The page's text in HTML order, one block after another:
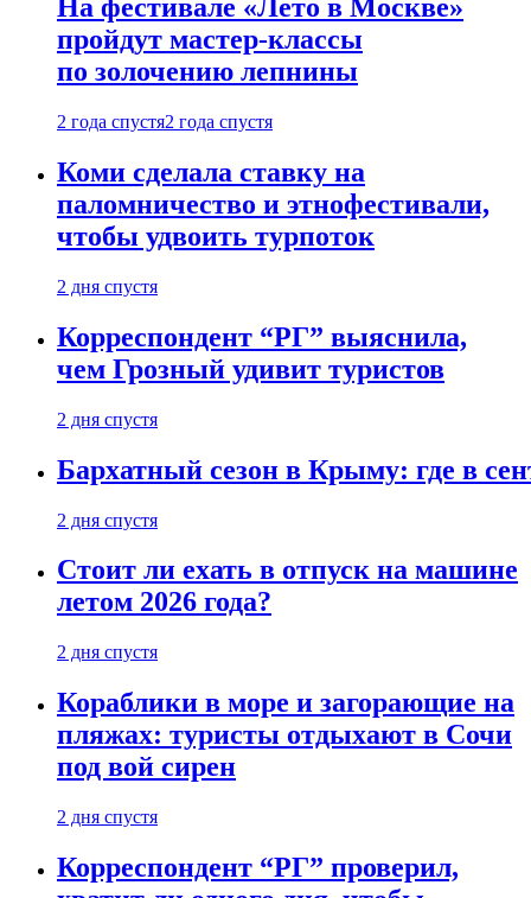
На фестивале «Лето в Москве»
пройдут мастер-классы
по золочению лепнины
2 года спустя2 года спустя
Коми сделала ставку на
паломничество и этнофестивали,
чтобы удвоить турпоток
2 дня спустя
Корреспондент “РГ” выяснила,
чем Грозный удивит туристов
2 дня спустя
Бархатный сезон в Крыму: где в
2 дня спустя
Стоит ли ехать в отпуск на машине
летом 2026 года?
2 дня спустя
Кораблики в море и загорающие на
пляжах: туристы отдыхают в Сочи
под вой сирен
2 дня спустя
Корреспондент “РГ” проверил,